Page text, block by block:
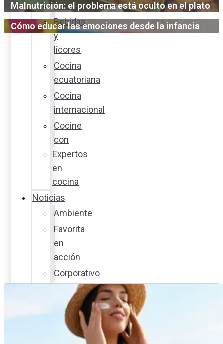
Postres
Bebidas
y
licores
Cocina
ecuatoriana
Cocina
internacional
Cocine
con
Expertos
en
cocina
Noticias
Ambiente
Favorita
en
acción
Corporativo
Emprendimiento
Guía
Malnutrición: el problema está oculto en el plato
Cómo educar las emociones desde la infancia